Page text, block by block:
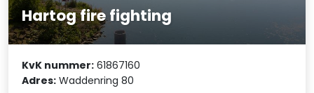
Hartog fire fighting
KvK nummer: 61867160
Adres: Waddenring 80